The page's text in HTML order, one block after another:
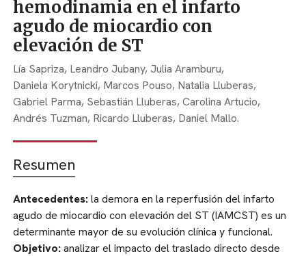
hemodinamia en el infarto
agudo de miocardio con
elevación de ST
Lía Sapriza, Leandro Jubany,Julia Aramburu,
Daniela Korytnicki, Marcos Pouso, Natalia Lluberas,
Gabriel Parma, Sebastián Lluberas,Carolina Artucio,
Andrés Tuzman, Ricardo Lluberas, Daniel Mallo.
Resumen
Antecedentes:la demora en la reperfusión del infarto
agudo de miocardio con elevación del ST (IAMCST) es un
determinante mayor de su evolución clínica y funcional.
Objetivo:analizar el impacto del traslado directo desde